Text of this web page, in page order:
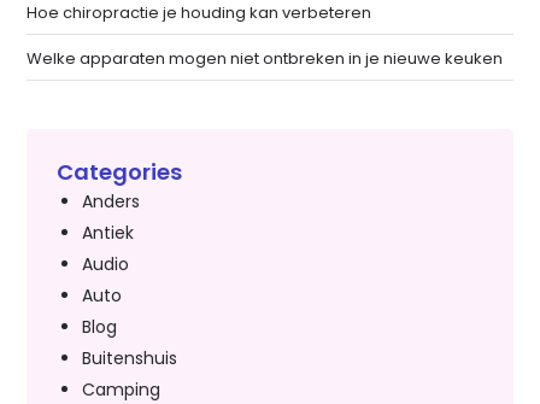
Hoe chiropractie je houding kan verbeteren
Welke apparaten mogen niet ontbreken in je nieuwe keuken
Categories
Anders
Antiek
Audio
Auto
Blog
Buitenshuis
Camping